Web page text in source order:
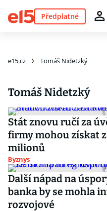
Předplatné
e15.cz Tomáš Nidetzký
Tomáš Nidetzký
Stát znovu ručí za
firmy mohou získat
milionů
Byznys
Další nápad na
banka by se mohla
rozvojové